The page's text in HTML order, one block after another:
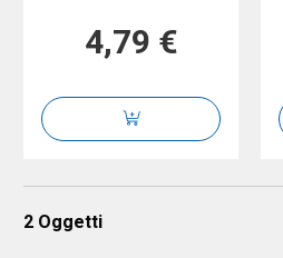
4,79 €
2 Oggetti